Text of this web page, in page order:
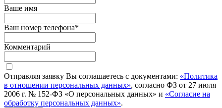
Ваше имя
Ваш номер телефона*
Комментарий
Отправляя заявку Вы соглашаетесь с документами: «Политика
в отношении персональных данных», согласно ФЗ от 27 июля
2006 г. № 152-ФЗ «О персональных данных» и «Согласие на
обработку персональных данных».